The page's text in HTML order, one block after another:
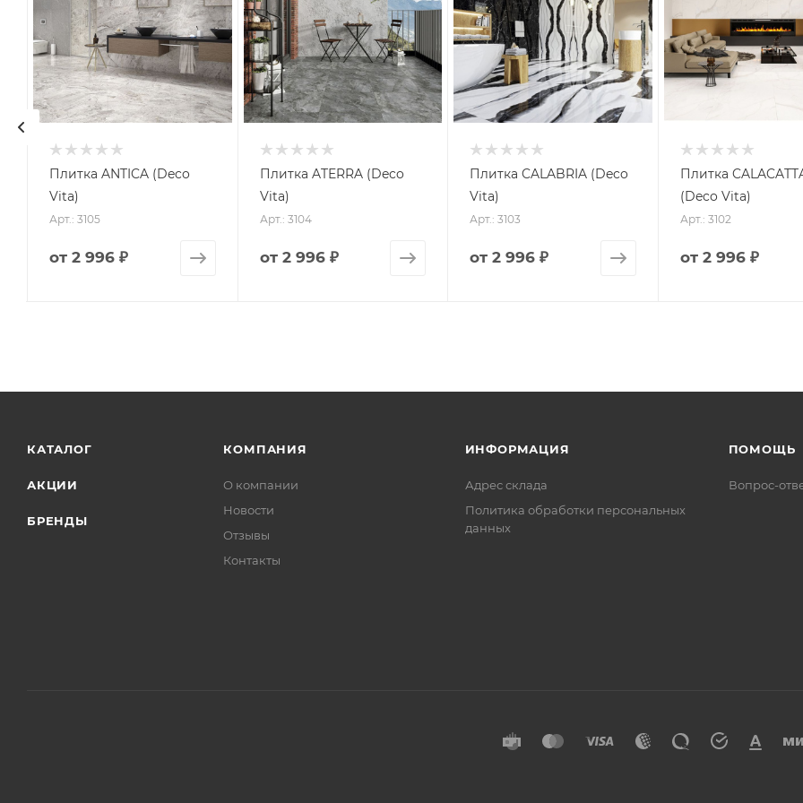
Плитка ANTICA (Deco
Vita)
Арт.: 3105
от 2 996 ₽
Плитка ATERRA (Deco
Vita)
Арт.: 3104
от 2 996 ₽
Плитка CALABRIA (Deco
Vita)
Арт.: 3103
от2 996 ₽
Плитка
(Deco Vita)
Арт.: 3102
от 2 996 ₽
КАТАЛОГ
АКЦИИ
БРЕНДЫ
КОМПАНИЯ
О компании
Новости
Отзывы
Контакты
ИНФОРМАЦИЯ
Адрес склада
Политика обработки персональных
данных
ПОМОЩЬ
Вопрос-